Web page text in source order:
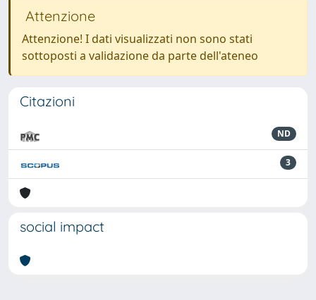
Attenzione
Attenzione! I dati visualizzati non sono stati
sottoposti a validazione da parte dell'ateneo
Citazioni
ND
3
social impact